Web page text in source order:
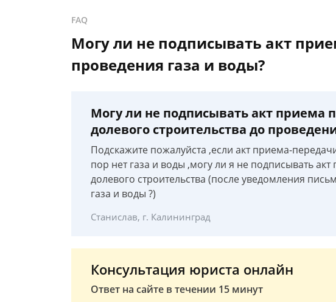
FAQ
Могу ли не подписывать акт
проведения газа и воды?
Могу ли не подписывать акт приема
долевого строительства до
Подскажите пожалуйста ,если акт приема-
пор нет газа и воды ,могу ли я не подписывать
долевого строительства (после уведомления
газа и воды ?)
Станислав, г. Калининград
Консультация юриста онлайн
Ответ на сайте в течении 15 минут